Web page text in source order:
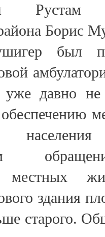
Борис
был
уже давно не
местных
здания
старого.